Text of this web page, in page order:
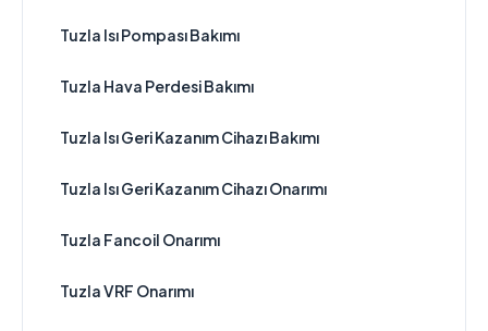
Tuzla Isı Pompası Bakımı
Tuzla Hava Perdesi Bakımı
Tuzla Isı Geri Kazanım Cihazı Bakımı
Tuzla Isı Geri Kazanım Cihazı Onarımı
Tuzla Fancoil Onarımı
Tuzla VRF Onarımı